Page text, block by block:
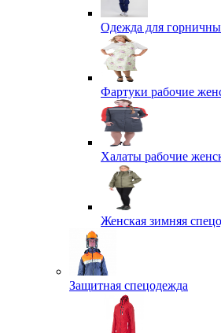
Одежда для
Фартуки рабочие
Халаты рабочие
Женская зимняя
Защитная спецодежда